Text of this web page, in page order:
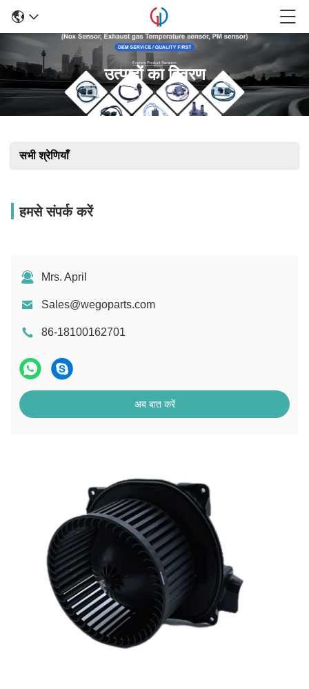
उत्पादों का विवरण
सभी श्रेणियाँ
हमसे संपर्क करें
Mrs. April
Sales@wegoparts.com
86-18100162701
अब बात करें